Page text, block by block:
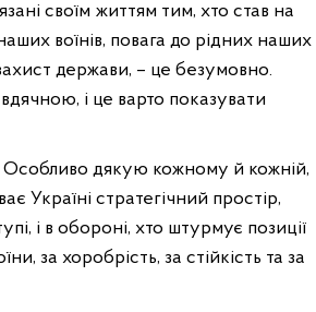
своїм життям тим, хто став на
воїнів, повага до рідних наших
захист держави, – це безумовно.
і це варто показувати
дякую кожному й кожній,
Україні стратегічний простір,
і в обороні, хто штурмує позиції
за хоробрість, за стійкість та за